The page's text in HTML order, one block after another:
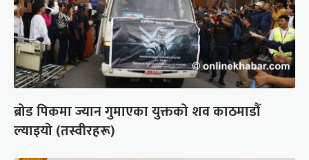
ब्रोड पिकमा ज्यान गुमाएका युक्तको शव काठमाडौं
ल्याइयो (तस्वीरहरू)